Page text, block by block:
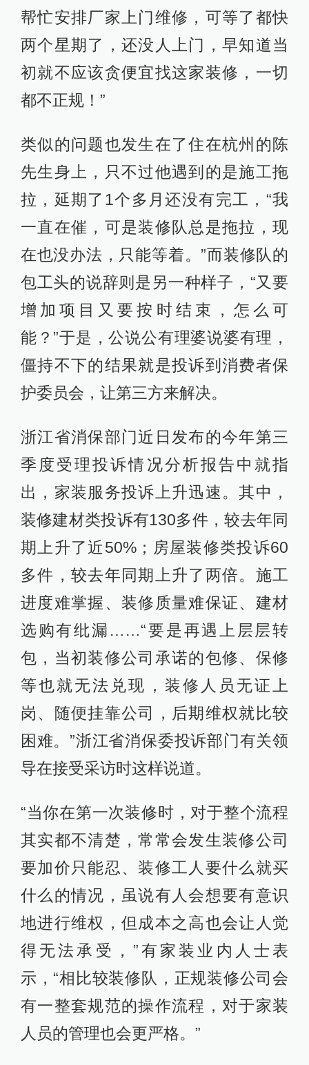
帮忙安排厂家上门维修，可等了都快
两个星期了，还没人上门，早知道当
初就不应该贪便宜找这家装修，一切
都不正规！”
类似的问题也发生在了住在杭州的陈
先生身上，只不过他遇到的是施工拖
拉，延期了1个多月还没有完工，“我
一直在催，可是装修队总是拖拉，现
在也没办法，只能等着。”而装修队的
包工头的说辞则是另一种样子，“又要
增加项目又要按时结束，怎么可
能？”于是，公说公有理婆说婆有理，
僵持不下的结果就是投诉到消费者保
护委员会，让第三方来解决。
浙江省消保部门近日发布的今年第三
季度受理投诉情况分析报告中就指
出，家装服务投诉上升迅速。其中，
装修建材类投诉有130多件，较去年同
期上升了近50%；房屋装修类投诉60
多件，较去年同期上升了两倍。施工
进度难掌握、装修质量难保证、建材
选购有纰漏……“要是再遇上层层转
包，当初装修公司承诺的包修、保修
等也就无法兑现，装修人员无证上
岗、随便挂靠公司，后期维权就比较
困难。”浙江省消保委投诉部门有关领
导在接受采访时这样说道。
“当你在第一次装修时，对于整个流程
其实都不清楚，常常会发生装修公司
要加价只能忍、装修工人要什么就买
什么的情况，虽说有人会想要有意识
地进行维权，但成本之高也会让人觉
得无法承受，”有家装业内人士表
示，“相比较装修队，正规装修公司会
有一整套规范的操作流程，对于家装
人员的管理也会更严格。”